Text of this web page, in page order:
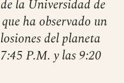
la Universidad de
ha observado un
del planeta
P.M. y las 9:20